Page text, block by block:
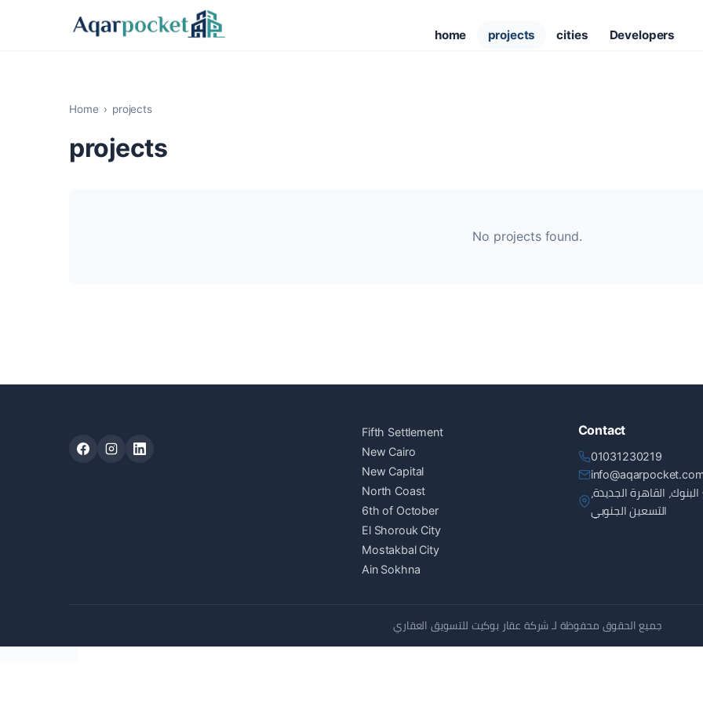
home projects cities Developers
Home projects
projects
No projects found.
Fifth Settlement
New Cairo
New Capital
North Coast
6th of October
El Shorouk City
Mostakbal City
Ain Sokhna
Contact
01031230219
القاهرة الجديدة،
التسعين الجنوبي
جميع الحقوق محفوظة لـ شركة عقار بوكيت للتسويق العقاري